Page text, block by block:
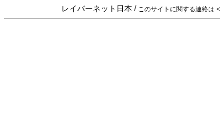
レイバーネット日本 / このサイトに関する連絡は